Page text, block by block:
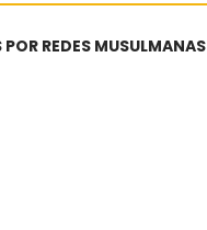
REDES MUSULMANAS